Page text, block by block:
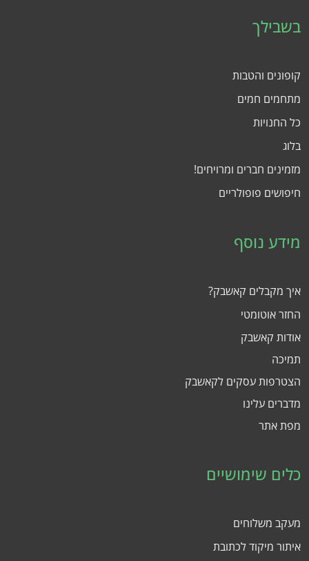
בשבילך
קופונים והטבות
מתחמים חמים
כל החנויות
בלוג
מזמינים חברים ומרויחים!
חיפושים פופולריים
מידע נוסף
איך מקבלים קאשבק?
החזר אוטומטי
אודות קאשבק
תמיכה
הצטרפות עסקים לקאשבק
מדברים עלינו
מפת אתר
כלים שימושיים
מעקב משלוחים
איתור מיקוד לכתובת